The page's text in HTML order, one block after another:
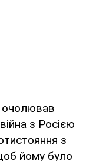
очолював
з Росією
з
йому було